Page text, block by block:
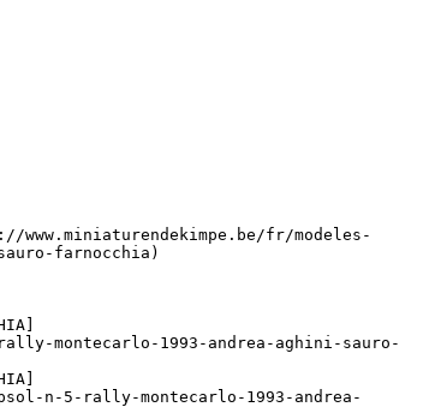
www.miniaturendekimpe.be/fr/modeles-
farnocchia)
montecarlo-1993-andrea-aghini-sauro-
n-5-rally-montecarlo-1993-andrea-